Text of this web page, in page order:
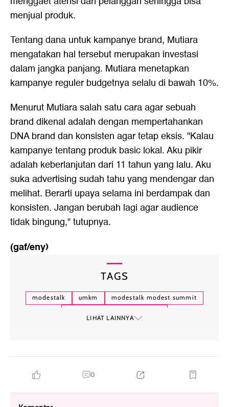
menjual produk.
Tentang dana untuk kampanye brand, Mutiara
mengatakan hal tersebut merupakan investasi
dalam jangka panjang. Mutiara menetapkan
kampanye reguler budgetnya selalu di bawah 10%.
Menurut Mutiara salah satu cara agar sebuah
brand dikenal adalah dengan mempertahankan
DNA brand dan konsisten agar tetap eksis. "Kalau
kampanye tentang produk basic lokal. Aku pikir
adalah keberlanjutan dari 11 tahun yang lalu. Aku
suka advertising sudah tahu yang mendengar dan
melihat. Berarti upaya selama ini berdampak dan
konsisten. Jangan berubah lagi agar audience
tidak bingung," tutupnya.
(gaf/eny)
TAGS
modestalk umkm
modestalk modest summit
LIHAT LAINNYA
0